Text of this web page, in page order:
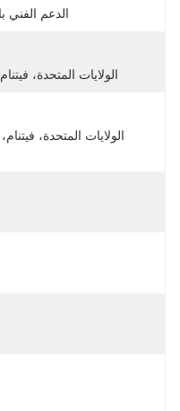
الدعم الفني
الولايات المتحدة،